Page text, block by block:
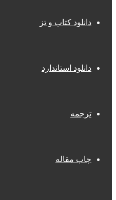
دانلود کتاب و تز
دانلود استاندارد
ترجمه
چاپ مقاله